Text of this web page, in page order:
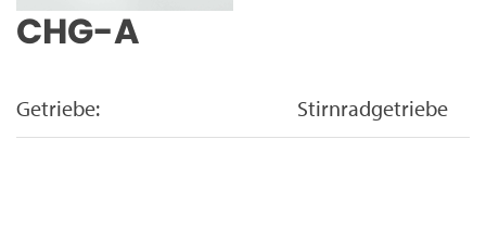
CHG-A
Getriebe: Stirnradgetriebe